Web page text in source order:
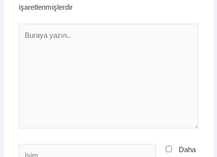
işaretlenmişlerdir
yazın..
Daha